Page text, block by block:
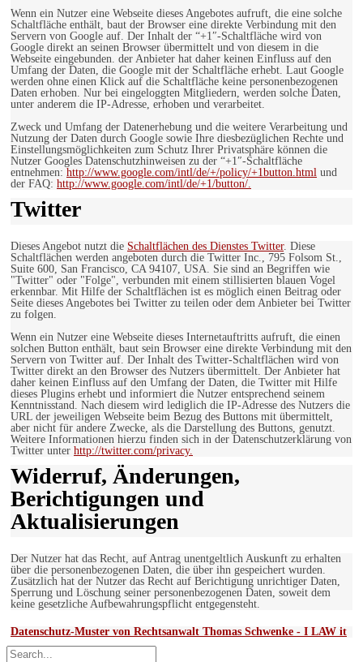
Wenn ein Nutzer eine Webseite dieses Angebotes aufruft, die eine solche
Schaltfläche enthält, baut der Browser eine direkte Verbindung mit den
Servern von Google auf. Der Inhalt der “+1″-Schaltfläche wird von
Google direkt an seinen Browser übermittelt und von diesem in die
Webseite eingebunden. der Anbieter hat daher keinen Einfluss auf den
Umfang der Daten, die Google mit der Schaltfläche erhebt. Laut Google
werden ohne einen Klick auf die Schaltfläche keine personenbezogenen
Daten erhoben. Nur bei eingeloggten Mitgliedern, werden solche Daten,
unter anderem die IP-Adresse, erhoben und verarbeitet.
Zweck und Umfang der Datenerhebung und die weitere Verarbeitung und
Nutzung der Daten durch Google sowie Ihre diesbezüglichen Rechte und
Einstellungsmöglichkeiten zum Schutz Ihrer Privatsphäre können die
Nutzer Googles Datenschutzhinweisen zu der “+1″-Schaltfläche
entnehmen: http://www.google.com/intl/de/+/policy/+1button.html und
der FAQ: http://www.google.com/intl/de/+1/button/.
Twitter
Dieses Angebot nutzt die Schaltflächen des Dienstes Twitter. Diese
Schaltflächen werden angeboten durch die Twitter Inc., 795 Folsom St.,
Suite 600, San Francisco, CA 94107, USA. Sie sind an Begriffen wie
"Twitter" oder "Folge", verbunden mit einem stillisierten blauen Vogel
erkennbar. Mit Hilfe der Schaltflächen ist es möglich einen Beitrag oder
Seite dieses Angebotes bei Twitter zu teilen oder dem Anbieter bei Twitter
zu folgen.
Wenn ein Nutzer eine Webseite dieses Internetauftritts aufruft, die einen
solchen Button enthält, baut sein Browser eine direkte Verbindung mit den
Servern von Twitter auf. Der Inhalt des Twitter-Schaltflächen wird von
Twitter direkt an den Browser des Nutzers übermittelt. Der Anbieter hat
daher keinen Einfluss auf den Umfang der Daten, die Twitter mit Hilfe
dieses Plugins erhebt und informiert die Nutzer entsprechend seinem
Kenntnisstand. Nach diesem wird lediglich die IP-Adresse des Nutzers die
URL der jeweiligen Webseite beim Bezug des Buttons mit übermittelt,
aber nicht für andere Zwecke, als die Darstellung des Buttons, genutzt.
Weitere Informationen hierzu finden sich in der Datenschutzerklärung von
Twitter unter http://twitter.com/privacy.
Widerruf, Änderungen,
Berichtigungen und
Aktualisierungen
Der Nutzer hat das Recht, auf Antrag unentgeltlich Auskunft zu erhalten
über die personenbezogenen Daten, die über ihn gespeichert wurden.
Zusätzlich hat der Nutzer das Recht auf Berichtigung unrichtiger Daten,
Sperrung und Löschung seiner personenbezogenen Daten, soweit dem
keine gesetzliche Aufbewahrungspflicht entgegensteht.
Datenschutz-Muster von Rechtsanwalt Thomas Schwenke - I LAW it